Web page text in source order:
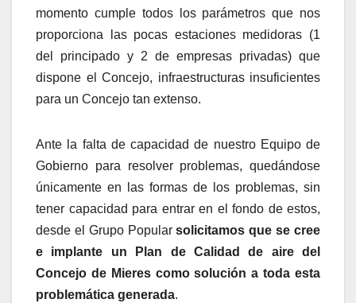
momento cumple todos los parámetros que nos
proporciona las pocas estaciones medidoras (1
del principado y 2 de empresas privadas) que
dispone el Concejo, infraestructuras insuficientes
para un Concejo tan extenso.
Ante la falta de capacidad de nuestro Equipo de
Gobierno para resolver problemas, quedándose
únicamente en las formas de los problemas, sin
tener capacidad para entrar en el fondo de estos,
desde el Grupo Popularsolicitamos que se cree
e implante un Plan de Calidad de aire del
Concejo de Mieres como solución a toda esta
problemática generada.